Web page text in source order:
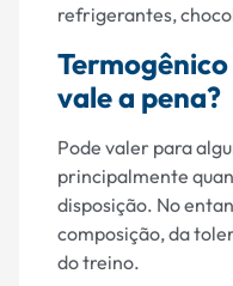
refrigerantes,
vale a pena?
Pode valer para
principalmente
disposição. No
composição, da
do treino.